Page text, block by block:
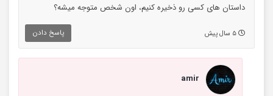
داستان های کسی رو ذخیره کنیم، اون شخص متوجه میشه؟
پاسخ دادن
amir